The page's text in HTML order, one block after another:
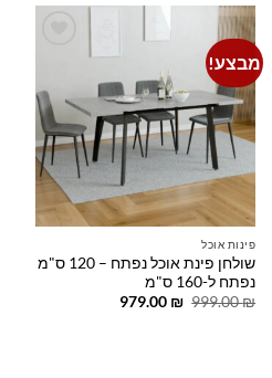
מבצע!
פינות אוכל
שולחן פינת אוכל נפתח – 120 ס"מ
נפתח ל-160 ס"מ
999.00₪
המחיר
979.00 ₪
המחיר